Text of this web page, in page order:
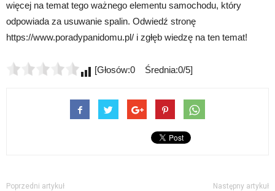
więcej na temat tego ważnego elementu samochodu, który
odpowiada za usuwanie spalin. Odwiedź stronę
https://www.poradypanidomu.pl/ i zgłęb wiedzę na ten temat!
[Głosów:0 Średnia:0/5]
Poprzedni artykuł Następny artykuł